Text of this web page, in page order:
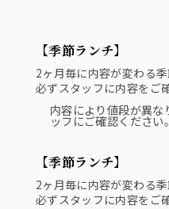
【季節ランチ】
2ヶ月毎に内容が変わる
必ずスタッフに内容をご
内容により値段が異な
ッフにご確認ください。
【季節ランチ】
2ヶ月毎に内容が変わる
必ずスタッフに内容をご